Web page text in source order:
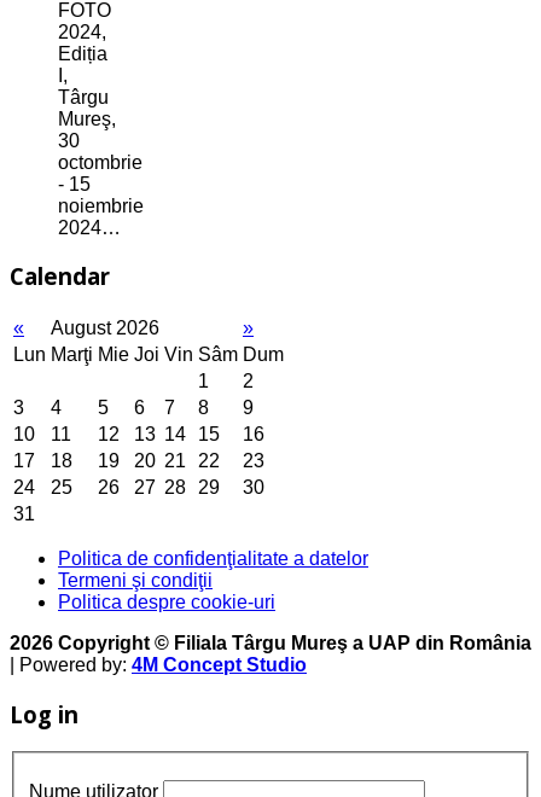
FOTO
2024,
Ediția
I,
Târgu
Mureş,
30
octombrie
- 15
noiembrie
2024…
Calendar
« August 2026
»
Lun Marţi Mie Joi Vin Sâm Dum
1
2
3
4 5 6 7 8
9
10
11 12 13 14 15
16
17
18 19 20 21 22
23
24
25 26 27 28 29
30
31
Politica de confidenţialitate a datelor
Termeni şi condiţii
Politica despre cookie-uri
2026 Copyright © Filiala Târgu Mureş a UAP din România
| Powered by: 4M Concept Studio
Log in
Nume utilizator